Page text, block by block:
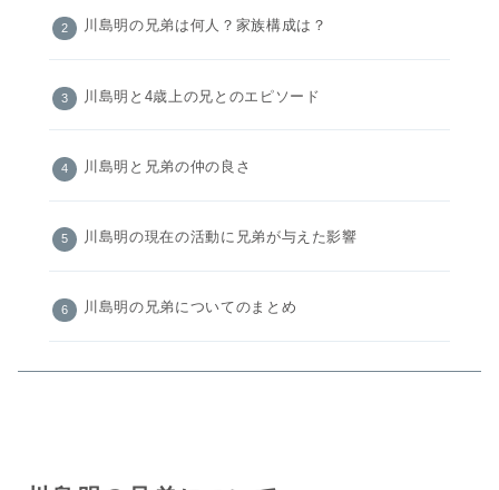
川島明の兄弟は何人？家族構成は？
川島明と4歳上の兄とのエピソード
川島明と兄弟の仲の良さ
川島明の現在の活動に兄弟が与えた影響
川島明の兄弟についてのまとめ